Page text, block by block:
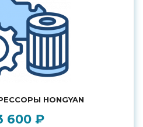
HONGYAN
600 ₽